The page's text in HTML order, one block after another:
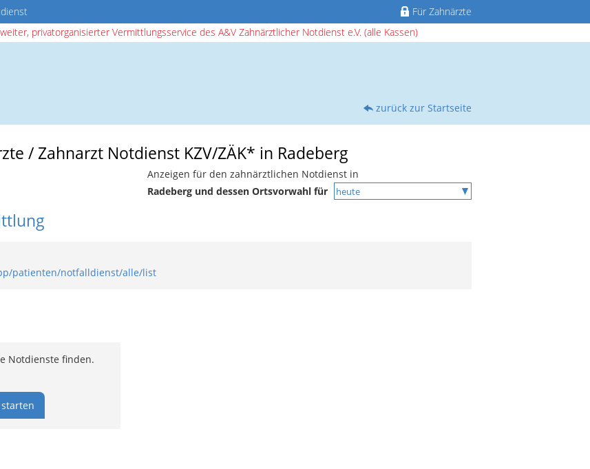
Für Zahnärzte
privatorganisierter Vermittlungsservice des A&V Zahnärztlicher Notdienst e.V. (alle Kassen)
zurück zur Startseite
/ Zahnarzt Notdienst KZV/ZÄK* in Radeberg
Anzeigen für den zahnärztlichen Notdienst in
Radeberg und dessen Ortsvorwahl für
patienten/notfalldienst/alle/list
Notdienste finden.